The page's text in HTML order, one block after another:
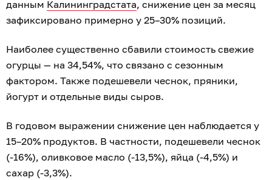
данным Калининградстата, снижение цен за месяц
зафиксировано примерно у 25–30% позиций.
Наиболее существенно сбавили стоимость свежие
огурцы — на 34,54%, что связано с сезонным
фактором. Также подешевели чеснок, пряники,
йогурт и отдельные виды сыров.
В годовом выражении снижение цен наблюдается у
15–20% продуктов. В частности, подешевели чеснок
(-16%), оливковое масло (-13,5%), яйца (-4,5%) и
сахар (-3,3%).